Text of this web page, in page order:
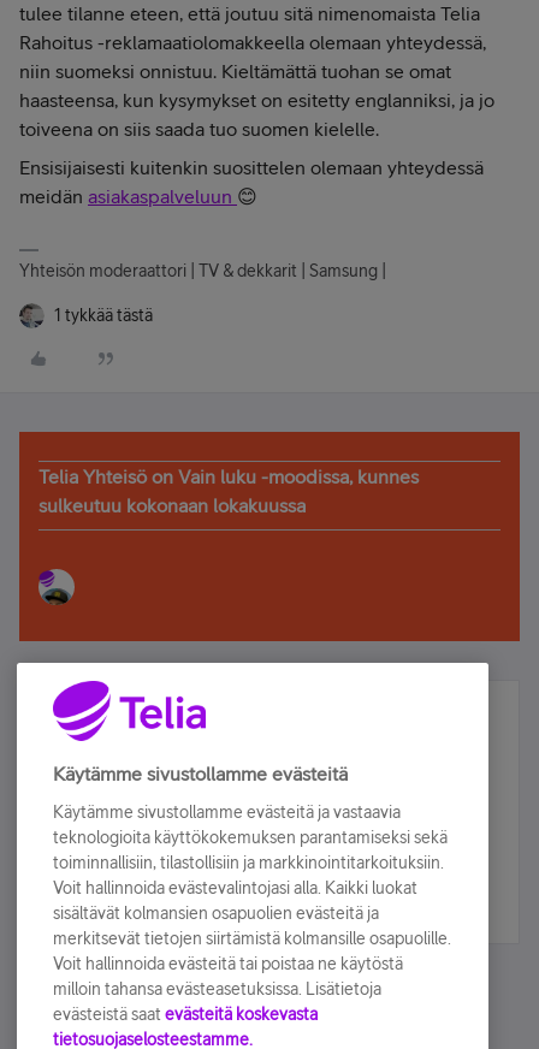
tulee tilanne eteen, että joutuu sitä nimenomaista Telia
Rahoitus -reklamaatiolomakkeella olemaan yhteydessä,
niin suomeksi onnistuu. Kieltämättä tuohan se omat
haasteensa, kun kysymykset on esitetty englanniksi, ja jo
toiveena on siis saada tuo suomen kielelle.
Ensisijaisesti kuitenkin suosittelen olemaan yhteydessä
meidän asiakaspalveluun 😊
Yhteisön moderaattori | TV & dekkarit | Samsung |
1 tykkää tästä
Telia Yhteisö on Vain luku -moodissa, kunnes
sulkeutuu kokonaan lokakuussa
Älä jää paitsi – osallistu ja voita!
Tilaa Telian uutiskirje ja olet mukana arvonnassa.
sähköpostiisi.
Tilaa nyt
Käytämme sivustollamme evästeitä
Käytämme sivustollamme evästeitä ja vastaavia
teknologioita käyttökokemuksen parantamiseksi sekä
toiminnallisiin, tilastollisiin ja markkinointitarkoituksiin.
Voit hallinnoida evästevalintojasi alla. Kaikki luokat
sisältävät kolmansien osapuolien evästeitä ja
merkitsevät tietojen siirtämistä kolmansille osapuolille.
Voit hallinnoida evästeitä tai poistaa ne käytöstä
milloin tahansa evästeasetuksissa. Lisätietoja
evästeistä saat evästeitä koskevasta
tietosuojaselosteestamme.